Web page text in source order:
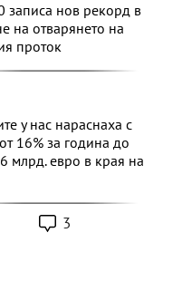
записа нов рекорд в
на отварянето на
проток
у нас нараснаха с
16% за година до
млрд. евро в края на
3